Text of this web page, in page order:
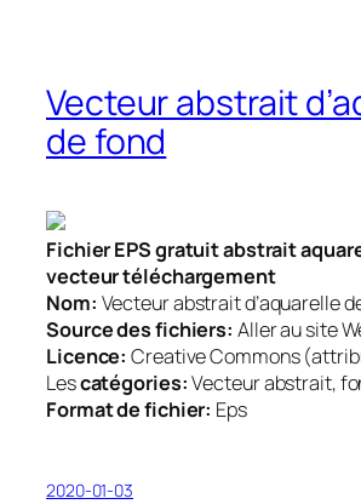
Vecteur abstrait
de fond
Fichier EPS gratuit abstrait
vecteur téléchargement
Nom: Vecteur abstrait d’aquarelle
Source des fichiers: Aller au site
Licence: Creative Commons
Lescatégories:Vecteur abstrait,
Format de fichier: Eps
2020-01-03